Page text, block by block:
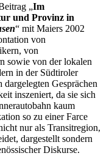
„Im
und Provinz in
“ mit Maiers 2002
von
von
sowie von der lokalen
in der Südtiroler
Gesprächen
inszeniert, da sie sich
kaum
so zu einer Farce
nur als Transitregion,
dargestellt sondern
Diskurse.